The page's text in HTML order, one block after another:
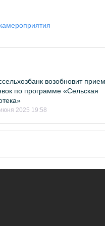
мероприятия
возобновит
по программе «Сельская
2025 19:58